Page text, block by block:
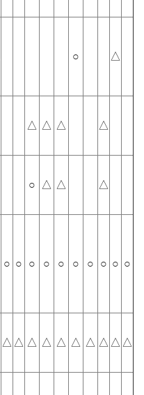
○ △
△ △ △ △
○ △ △ △
○ ○ ○ ○ ○ ○ ○ ○ ○ ○
△ △ △ △ △ △ △ △ △ △